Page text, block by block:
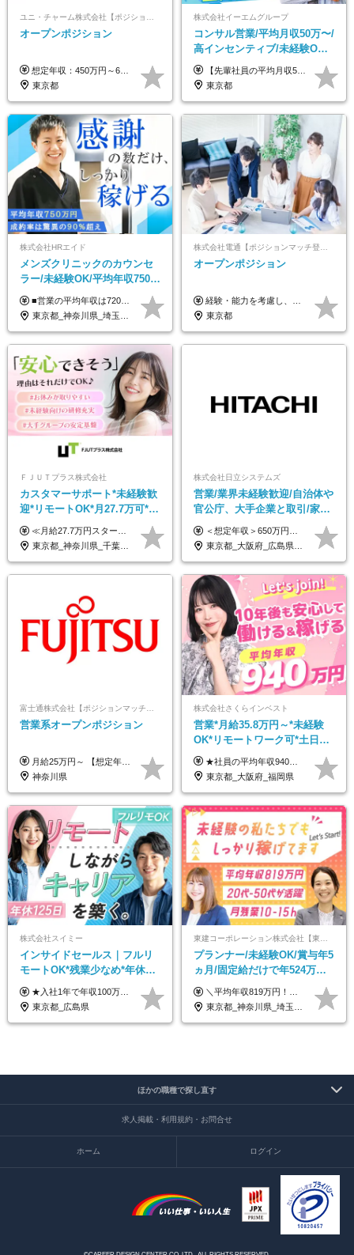
オープンポジション
想定年収：450万円～650万円 ※経験・能力を考慮の上、規定により優遇いたします ※試用期間6ヵ月（その間の給与・待遇に変動はありません）
東京都
株式会社イーエムグループ
コンサル営業/平均月収50万〜/
高インセンティブ/未経験OK/
残業なし/4,50代も活躍/ブラン
ク可/面接1回
【先輩社員の平均月収50万円】 月給30万円以上+インセンティブ+その他手当 ※経験・スキルを考慮の上で給与を決定します ※上記には5万円（月20時間分）のみなし残業代と一律手当（営業手当4万円、能力評価手当4万円）を含みます ※上記を超える残業代は別途全額支給します ※試用期間：3ヶ月あり（試用期間中の待遇に差異なし）
東京都
株式会社HRエイド
メンズクリニックのカウンセ
ラー/未経験OK/平均年収750万
円/4人に1人が年収1000万円超
え/成約率90％
■営業の平均年収は720万円！ ■4人に1人が年収1000万円超え 月給27万円～100万円+インセンティブ(平均月20～40万円程) ＜インセンティブ制度について＞ 当社では創業以来、頑張ったらその分稼げる環境づくりに注力。カウンセラー部署では、個人の成約金額・チームの成果・事業部の売上利益を掛け合わせる新しいインセンティブ制度を導入しました。あなたの頑張り次第で毎月高インセンティブが実現できる体制です！ ※上記金額には固定残業代（35,500円以上～・30時間分）が含まれます。時間超過分は追加支給します。 ※試用期間3か月あり。研修期間3か月中は、月給25万円～30万円になります。(固定残業代：35,500円～・23h分を含む) ※インセンティブの一部は、研修期間中から支給されます。その他待遇の差異はありません。
東京都_神奈川県_埼玉県_千葉県_大阪府_愛知県_北海道_宮城県_栃木県_群馬県_静岡県_兵庫県_京都府_岡山県_熊本県
オープンポジション
経験・能力を考慮し、当社規定により決定します。 ▼参考情報 ------------ 年収イメージ：500万～1500万
東京都
ＦＪＵＴプラス株式会社
カスタマーサポート*未経験歓
迎*リモートOK*月27.7万可*賞
与年2回*転勤なし*連休
OK/ZE010232
≪月給27.7万円スタートも可／賞与年2回≫ ■月給21万円～27.7万円＋各種手当＋賞与年2回 ※給与は勤務地に応じて変更します ※年齢や経験・スキルなどを考慮して決定します ※時間外手当は全額支給 ※上記は初年度の月給となります ※試用期間3ヶ月（その他待遇に差異はありません） 【固定残業代について】 なし（残業代は、実際の労働時間に応じて別途全額支給）
東京都_神奈川県_千葉県_大阪府_愛知県_北海道_長野県_石川県_広島県_福岡県
株式会社日立システムズ
営業/業界未経験歓迎/自治体や
官公庁、大手企業と取引/家
族・住宅手当あり/年間休日
127日/賞与年2回
＜想定年収＞650万円～800万円以上 ※リーダークラスで裁量労働制適用の場合 【リーダークラス】月給35万円以上～月給50万円以上＋賞与2回 ▼年収650万円 ／ 32歳 主任クラス ／月給350,000円＋賞与 ＜想定年収＞500万円～650万円以上 ※メンバークラスは残業代別途全額支給 【メンバークラス】月給23万4500円以上～月給35万円以上＋賞与2回 ▼年収560万円 ／ 28歳 ／月給278,500円＋賞与＋時間外手当 【各種手当が充実】 ◎通勤手当 ◎家族手当 ◎住宅手当（賃貸料の50％を支給◎当社規定あり）など ※経験・年齢を考慮の上、当社規定により優遇します。 ※試用期間3ヶ月(給与・条件面に変更ありません)
東京都_大阪府_広島県_岡山県
営業系オープンポジション
月給25万円～ 【想定年収】 400万円～1000万円（残業代及び諸手当込） ※ご経験、前年収、ご年齢に応じて決定します。
神奈川県
株式会社さくらインベスト
営業*月給35.8万円～*未経験
OK*リモートワーク可*土日祝
休み*年休123日以上*転職者全
員が収入UP
★社員の平均年収940万円（※2025年11月時点） ★転職者は全員収入アップを実現 ★入社半年で昇給した実績あり！ 【営業未経験】 月給35万8,000円～（固定残業代含む）＋インセンティブ ＋賞与年2回 【管理職候補】 月給40万円～100万円＋インセンティブ＋賞与年2回 ※固定残業代は、時間外労働の有無にかかわらず月25時間分（月5万8,000円～）を支給します。 ※上記を超える時間外労働分は、別途追加で支給します。 ＼月給額が高い理由について／ 当社が扱うのは、1件あたり100万円以上となる高単価な金融商品です。 そのため月給ベースも高く設定して社員に還元しています。 ＜試用期間中の給与＞※営業未経験の方 試用期間2カ月あり。 月給25万円＋営業手当5万円（資格取得後より日割り支給） ※残業代は別途全額支給します。 ※その他の待遇に差異はありません。 ★時短勤務も可能です ・7時間勤務：月給26万2,500円～＋インセンティブ＋賞与（年2回） ・6時間勤務：月給24万円～＋インセンティブ＋賞与（年2回） （時短勤務例）9:00-16:00、10:00-17:00など
東京都_大阪府_福岡県
株式会社スイミー
インサイドセールス｜フルリ
モートOK*残業少なめ*年休
125日*住宅手当あり*副業
OK*20代・30代が9割
★入社1年で年収100万円アップの実績も！ ★営業インセンティブあり ★全国から勤務OK！地方でも給与水準は東京と同じです！ ■月給23万円～40万円＋各種手当＋賞与年2回(業績・規定による) ┗初年度想定年収：320万円～700万円 ※標準的な月間インセンティブの獲得金額・住宅手当含む ※給与は経験・スキルなどを考慮のうえ決定します ※上記には、固定残業代（月19時間分／2万9,200円～5万1,000円）を含みます。 超過分は別途追加支給いたします 【試用期間について】 ・試用期間6ヶ月間あり ・期間中の住宅手当の支給はありません ・雇用形態は契約社員になります。その他の待遇に変更はありません
東京都_広島県
プランナー/未経験OK/賞与年5
ヵ月/固定給だけで年524万円
可能/二人に一人が年収700万
円/休めて稼げる
＼平均年収819万円！社員の最大年収3,131万円／ ＼2人に1人が年収700万円以上／ ＼5人に1人が年収1,000万円以上！／ 固定給だけで、年収524万円も可能！ インセンティブだけでなく固定給でもしっかり稼げる仕組みです！ 【入社初年度】 年収400万～550万円＋インセンティブ →月給26万3,000円～29万5,600円＋賞与年2回（基本給×約5ヵ月分※前年度実績）＋インセンティブ＋各種手当 【インセンティブ】 1物件着工で目安80万～200万円 ※建物の契約金額実績によります 【各種手当】 ・都市手当…月1万円～3万円（首都圏・東海圏・関西圏で弊社指定の事業所に勤務する方が対象） ・家族手当…配偶者：月1万円、子供1名につき：月5千円 ・資格手当…FP資格1級：月1万円、2級：月5千円、3級：月3千円 ・役職手当…昇進欄に詳細記載（主任補：月5千円→主任：月1万円…） 【その他】 ※上記月給には、固定残業代【47時間分（7万3,800円以上）】が含まれます ※月平均残業時間は14時間と少なめです（2023年度） ※固定残業代の時間数を超える時間外労働は追加で支給 但し、時間数を超える時間外労働が発生する場合もあります（特別条項付き協定締結済）
東京都_神奈川県_埼玉県_千葉県_大阪府_愛知県_宮城県_茨城県_栃木県_群馬県_静岡県_兵庫県_京都府_福岡県
ほかの職種で探し直す
求人掲載・利用規約・お問合せ
ホーム ログイン